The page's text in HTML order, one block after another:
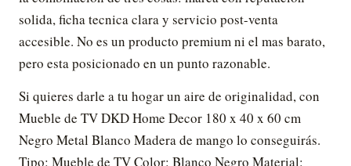
solida, ficha tecnica clara y servicio post-venta
accesible. No es un producto premium ni el mas barato,
pero esta posicionado en un punto razonable.
Si quieres darle a tu hogar un aire de originalidad, con
Mueble de TV DKD Home Decor 180 x 40 x 60 cm
Negro Metal Blanco Madera de mango lo conseguirás.
Tipo: Mueble de TV Color: Blanco Negro Material: